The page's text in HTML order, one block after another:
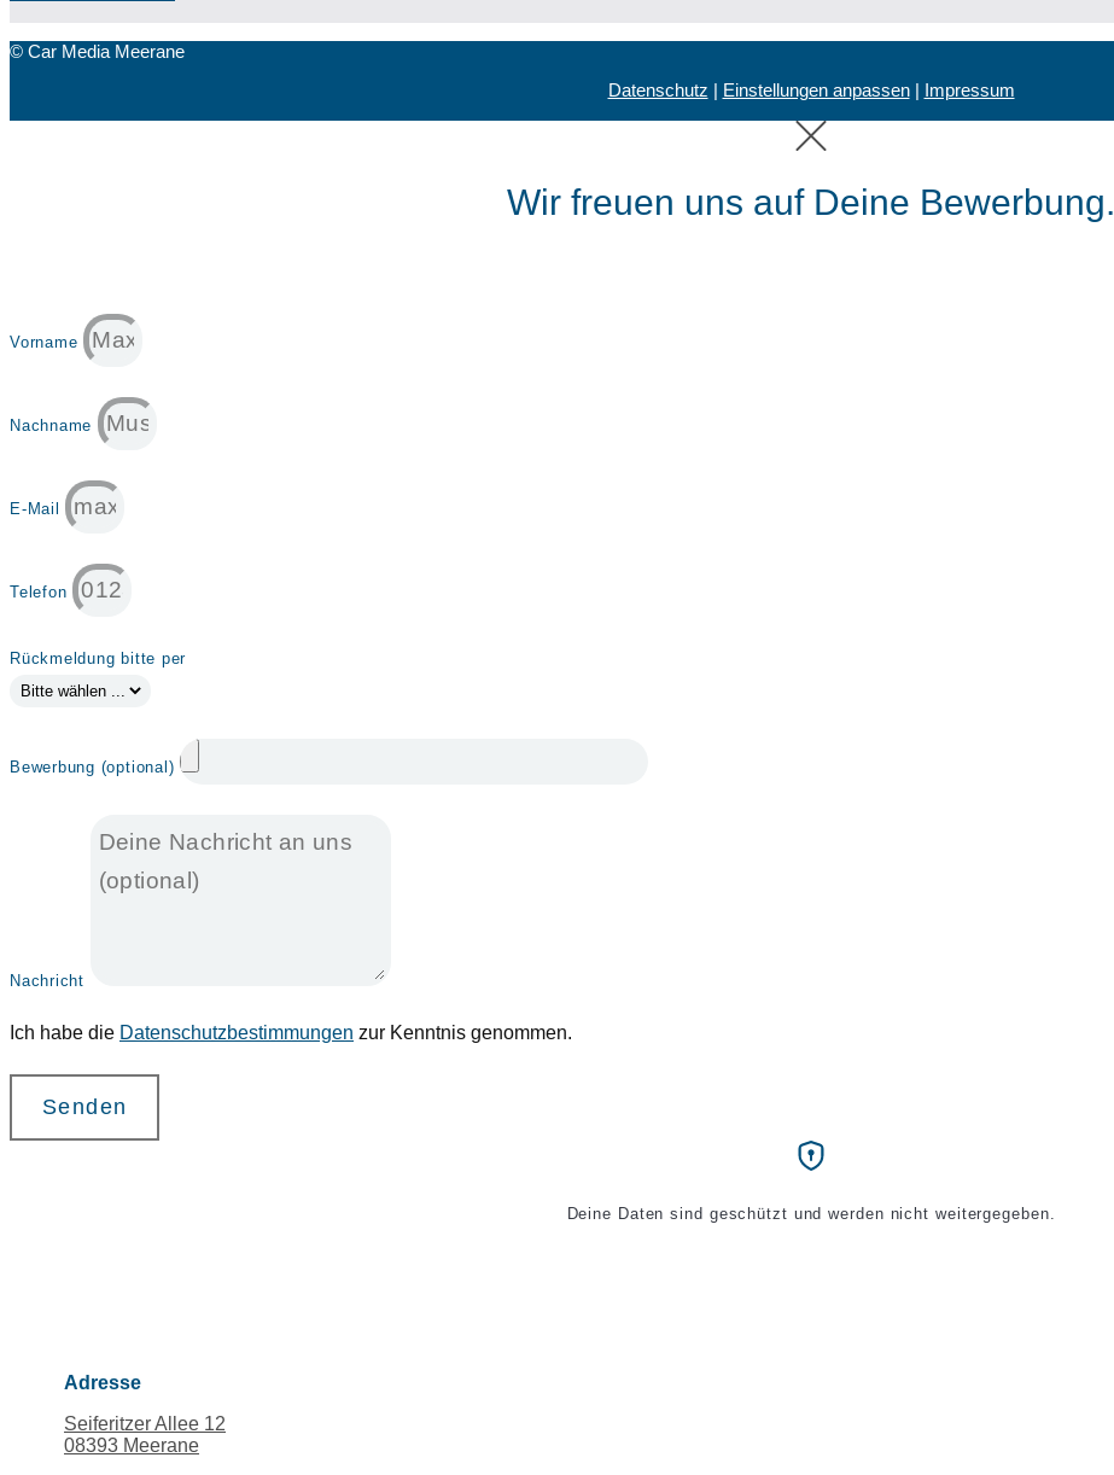
© Car Media Meerane
Datenschutz | Einstellungen anpassen| Impressum
Wir freuen uns auf Deine Bewerbung.
Vorname
Nachname
E-Mail
Telefon
Rückmeldung bitte per
Bewerbung (optional)
Nachricht
Ich habe die Datenschutzbestimmungen zur Kenntnis genommen.
Senden
Deine Daten sind geschützt und werden nicht weitergegeben.
Adresse
Seiferitzer Allee 12
08393 Meerane